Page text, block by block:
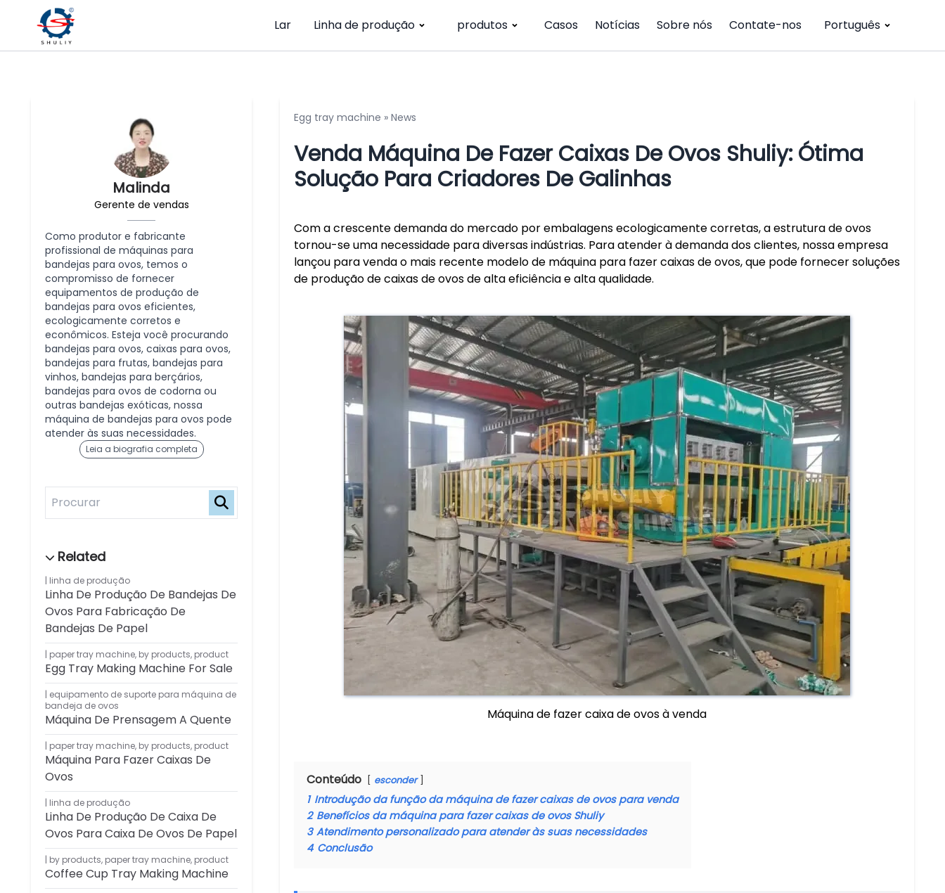
Lar Linha de produção produtos Casos Notícias Sobre nós Contate-nos Português
Malinda
Gerente de vendas
Como produtor e fabricante
profissional de máquinas para
bandejas para ovos, temos o
compromisso de fornecer
equipamentos de produção de
bandejas para ovos eficientes,
ecologicamente corretos e
econômicos. Esteja você procurando
bandejas para ovos, caixas para ovos,
bandejas para frutas, bandejas para
vinhos, bandejas para berçários,
bandejas para ovos de codorna ou
outras bandejas exóticas, nossa
máquina de bandejas para ovos pode
atender às suas necessidades.
Leia a biografia completa
linha de produção
Linha De Produção De Bandejas De
Ovos Para Fabricação De
Bandejas De Papel
paper tray machine, by products, product
Egg Tray Making Machine For Sale
equipamento de suporte para máquina de
bandeja de ovos
Máquina De Prensagem A Quente
paper tray machine, by products, product
Máquina Para Fazer Caixas De
Ovos
linha de produção
Linha De Produção De Caixa De
Ovos Para Caixa De Ovos De Papel
by products, paper tray machine, product
Coffee Cup Tray Making Machine
Egg tray machine » News
Venda Máquina De Fazer Caixas De Ovos Shuliy: Ótima
Solução Para Criadores De Galinhas
Com a crescente demanda do mercado por embalagens ecologicamente corretas, a estrutura de ovos
tornou-se uma necessidade para diversas indústrias. Para atender à demanda dos clientes, nossa empresa
lançou para venda o mais recente modelo de máquina para fazer caixas de ovos, que pode fornecer soluções
de produção de caixas de ovos de alta eficiência e alta qualidade.
Máquina de fazer caixa de ovos à venda
Conteúdo esconder
1 Introdução da função da máquina de fazer caixas de ovos para venda
2 Benefícios da máquina para fazer caixas de ovos Shuliy
3 Atendimento personalizado para atender às suas necessidades
4 Conclusão